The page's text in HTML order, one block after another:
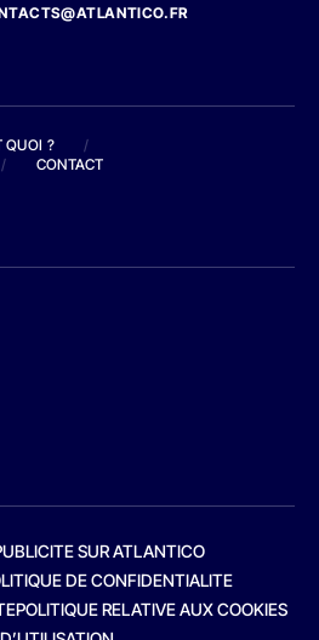
QUOI ?
/
/ CONTACT
SUR ATLANTICO
DE CONFIDENTIALITE
POLITIQUE RELATIVE AUX COOKIES